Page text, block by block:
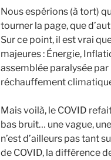
Nous espérions (à tort)
tourner la page, que
Sur ce point, il est vrai
majeures : Énergie,
assemblée paralysée
réchauffement
Mais voilà, le COVID
bas bruit… une vague,
n’est d’ailleurs pas tant
de COVID, la différence